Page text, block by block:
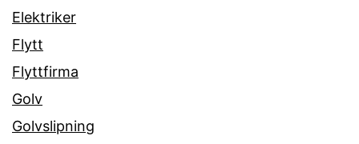
Elektriker
Flytt
Flyttfirma
Golv
Golvslipning